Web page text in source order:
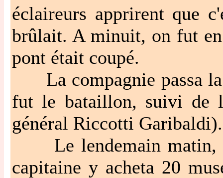
éclaireurs apprirent que
brûlait. A minuit, on fut
pont était coupé.
La compagnie passa la
fut le bataillon, suivi de
général Riccotti Garibaldi).
Le lendemain matin,
capitaine y acheta 20